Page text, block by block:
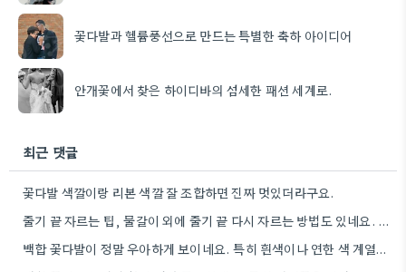
꽃다발과 헬륨풍선으로 만드는 특별한 축하 아이디어
안개꽃에서 찾은 하이디바의 섬세한 패션 세계로.
최근 댓글
꽃다발 색깔이랑 리본 색깔 잘 조합하면 진짜 멋있더라구요.
줄기 끝 자르는 팁, 물갈이 외에 줄기 끝 다시 자르는 방법도 있네요. 그거 완전 꿀팁인…
백합 꽃다발이 정말 우아하게 보이네요. 특히 흰색이나 연한 색 계열이 안전한 선택인 것 같아요.